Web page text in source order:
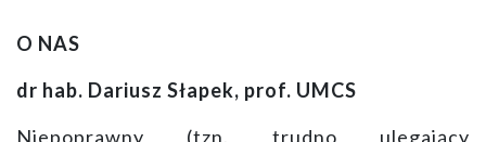
O NAS
dr hab. Dariusz Słapek, prof. UMCS
Niepoprawny (tzn. trudno ulegający